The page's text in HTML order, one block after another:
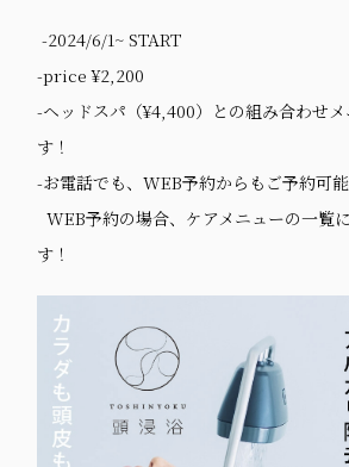
-2024/6/1~ START
-price ¥2,200
-ヘッドスパ（¥4,400）との組み合わせ
す！
-お電話でも、WEB予約からもご予約可
WEB予約の場合、ケアメニューの一覧
す！